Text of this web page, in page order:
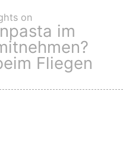
on
im
Fliegen